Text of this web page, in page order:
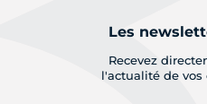
Les
Recevez
l'actualité de